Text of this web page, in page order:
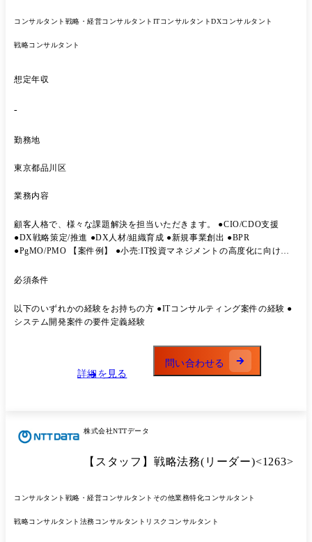
コンサルタント 戦略・経営コンサルタント ITコンサルタントDXコンサルタント
戦略コンサルタント
想定年収
-
勤務地
東京都品川区
業務内容
顧客人格で、様々な課題解決を担当いただきます。 ●CIO/CDO支援
●DX戦略策定/推進 ●DX人材/組織育成 ●新規事業創出 ●BPR
●PgMO/PMO 【案件例】 ●小売:IT投資マネジメントの高度化に向けたIT
ードマップ策定 ●製造:経営企画室支援としてIT戦略的活用方法検討およ
アライアンス推進 ●金融:事務管理業務効率化支援 ●製造小売: MDシステ
ム案件推進支援 【募集部門のビジョン・ミッション】 Vision: 外資SaaS
Roadmapを企画する 企画だけで終わらず、効果が実を結ぶまで顧客人格
●前職ビジネスコンサルティング会社でPMOを経験 ●入社後は、新規サ
●前職事業会社で新規サービス企画を経験 ●入社後は、システム構築案
必須条件
以下のいずれかの経験をお持ちの方 ●ITコンサルティング案件の経験 ●
システム開発案件の要件定義経験
詳細を見る
問い合わせる
株式会社NTTデータ
【スタッフ】戦略法務(リーダー)<1263>
コンサルタント 戦略・経営コンサルタント その他業務特化コンサルタント
戦略コンサルタント 法務コンサルタント リスクコンサルタント